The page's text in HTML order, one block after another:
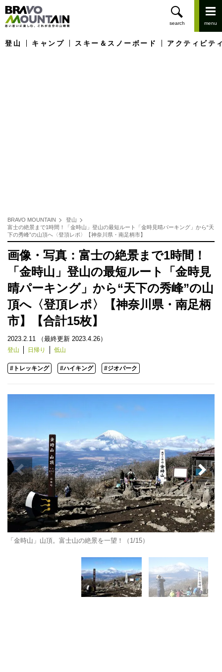
登山 キャンプ スキー＆スノーボード アクティビテ
BRAVO MOUNTAIN
登山
富士の絶景まで1時間！「金時山」登山の最短ルート「金時見晴パーキング」から“天
下の秀峰”の山頂へ〈登頂レポ〉【神奈川県・南足柄市】
画像・写真：富士の絶景まで1時間！
「金時山」登山の最短ルート「金時見
晴パーキング」から“天下の秀峰”の山
頂へ〈登頂レポ〉【神奈川県・南足柄
市】【合計15枚】
2023.2.11 （最終更新 2023.4.26）
登山 日帰り 低山
#トレッキング #ハイキング #ジオパーク
「金時山」山頂。富士山の絶景を一望！（1/15）